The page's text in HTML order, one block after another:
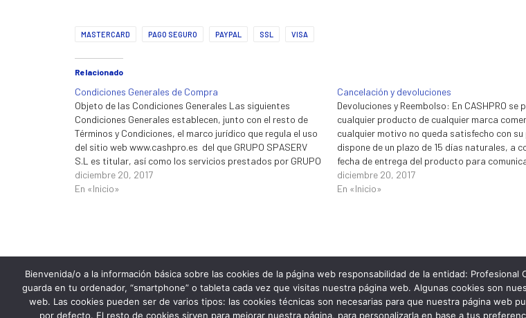
MASTERCARD PAGO SEGURO PAYPAL SSL VISA
Relacionado
Condiciones Generales de Compra
Objeto de las Condiciones Generales Las siguientes
Condiciones Generales establecen, junto con el resto de
Términos y Condiciones, el marco jurídico que regula el uso
del sitio web www.cashpro.es del que GRUPO SPASERV
S.L es titular, así como los servicios prestados por GRUPO
SPASERV S.L. a través del mismo. Éstas estarán siempre…
diciembre 20, 2017
En «Inicio»
Cancelación y devoluciones
Devoluciones y Reembolso: En CASHPRO se
cualquier producto de cualquier marca
cualquier motivo no queda satisfecho con
dispone de un plazo de 15 días naturales, a
fecha de entrega del producto para
devolverlo. No se admitirán…
diciembre 20, 2017
En «Inicio»
PREV
Bienvenida/o a la información básica sobre las cookies de la página web responsabilidad de la entidad:
guarda en tu ordenador, “smartphone” o tableta cada vez que visitas nuestra página web. Algunas cookies son
web. Las cookies pueden ser de varios tipos: las cookies técnicas son necesarias para que nuestra página web
por defecto. El resto de cookies sirven para mejorar nuestra página, para personalizarla en base a tus